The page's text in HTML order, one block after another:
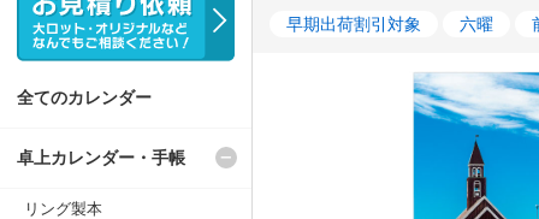
早期出荷割引対象 六曜
全てのカレンダー
卓上カレンダー・手帳
リング製本